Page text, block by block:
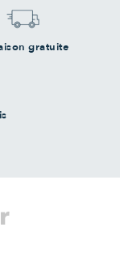
gratuite